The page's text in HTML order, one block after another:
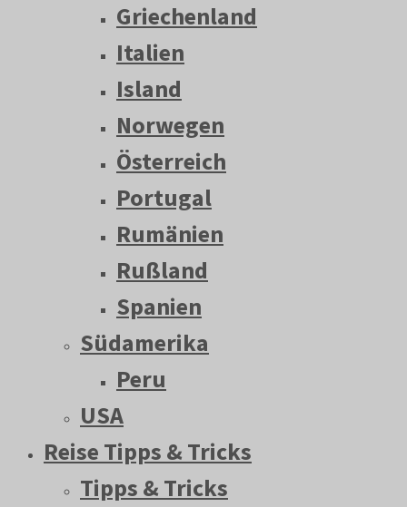
Griechenland
Italien
Island
Norwegen
Österreich
Portugal
Rumänien
Rußland
Spanien
Südamerika
Peru
USA
Reise Tipps & Tricks
Tipps & Tricks